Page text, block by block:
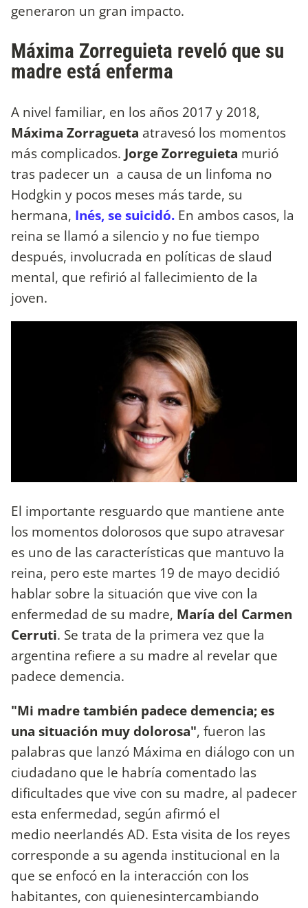
generaron un gran impacto.
Máxima Zorreguieta reveló que su
madre está enferma
A nivel familiar, en los años 2017 y 2018,
Máxima Zorragueta atravesó los momentos
más complicados. Jorge Zorreguieta murió
tras padecer un a causa de un linfoma no
Hodgkin y pocos meses más tarde, su
hermana, Inés, se suicidó. En ambos casos, la
reina se llamó a silencio y no fue tiempo
después, involucrada en políticas de slaud
mental, que refirió al fallecimiento de la
joven.
El importante resguardo que mantiene ante
los momentos dolorosos que supo atravesar
es uno de las características que mantuvo la
reina, pero este martes 19 de mayo decidió
hablar sobre la situación que vive con la
enfermedad de su madre, María del Carmen
Cerruti. Se trata de la primera vez que la
argentina refiere a su madre al revelar que
padece demencia.
"Mi madre también padece demencia; es
una situación muy dolorosa", fueron las
palabras que lanzó Máxima en diálogo con un
ciudadano que le habría comentado las
dificultades que vive con su madre, al padecer
esta enfermedad, según afirmó el
medio neerlandés AD. Esta visita de los reyes
corresponde a su agenda institucional en la
que se enfocó en la interacción con los
habitantes, con quienesintercambiando